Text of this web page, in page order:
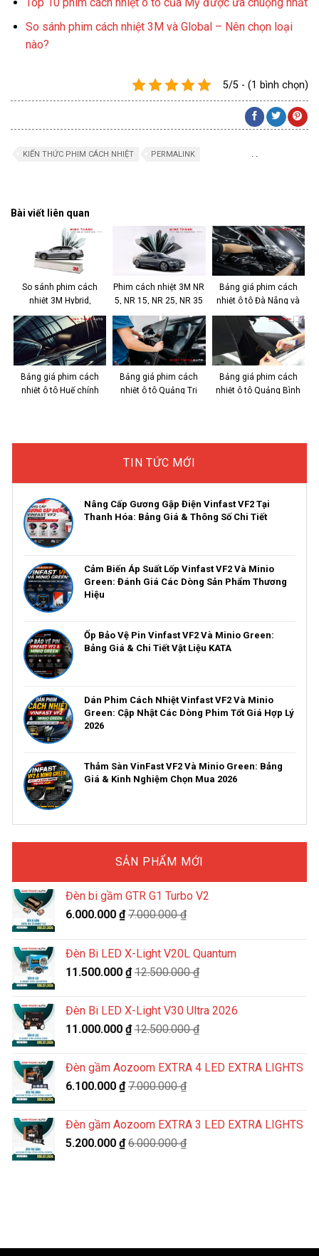
So sánh phim cách nhiệt 3M và Global – Nên chọn loại
nào?
5/5 - (1 bình chọn)
KIẾN THỨC PHIM CÁCH NHIỆT PERMALINK
Bài viết liên quan
So sánh phim cách
nhiệt 3M Hybrid,
Crystalline & Ceramic
IR
Phim cách nhiệt 3M NR
5, NR 15, NR 25, NR 35
công nghệ Nano
Bảng giá phim cách
nhiệt ô tô Đà Nẵng và
kinh nghiệm chọn
Bảng giá phim cách
nhiệt ô tô Huế chính
Bảng giá phim cách
nhiệt ô tô Quảng Trị
Bảng giá phim cách
nhiệt ô tô Quảng Bình
TIN TỨC MỚI
Nâng Cấp Gương Gập Điện Vinfast VF2 Tại
Thanh Hóa: Bảng Giá & Thông Số Chi Tiết
Cảm Biến Áp Suất Lốp Vinfast VF2 Và Minio
Green: Đánh Giá Các Dòng Sản Phẩm Thương
Hiệu
Ốp Bảo Vệ Pin Vinfast VF2 Và Minio Green:
Bảng Giá & Chi Tiết Vật Liệu KATA
Dán Phim Cách Nhiệt Vinfast VF2 Và Minio
Green: Cập Nhật Các Dòng Phim Tốt Giá Hợp Lý
2026
Thảm Sàn VinFast VF2 Và Minio Green: Bảng
Giá & Kinh Nghiệm Chọn Mua 2026
SẢN PHẨM MỚI
Đèn bi gầm GTR G1 Turbo V2
6.000.000 ₫ 7.000.000₫
Đèn Bi LED X-Light V20L Quantum
11.500.000 ₫ 12.500.000₫
Đèn Bi LED X-Light V30 Ultra 2026
11.000.000 ₫ 12.500.000₫
Đèn gầm Aozoom EXTRA 4 LED EXTRA LIGHTS
6.100.000 ₫ 7.000.000₫
Đèn gầm Aozoom EXTRA 3 LED EXTRA LIGHTS
5.200.000 ₫ 6.000.000₫